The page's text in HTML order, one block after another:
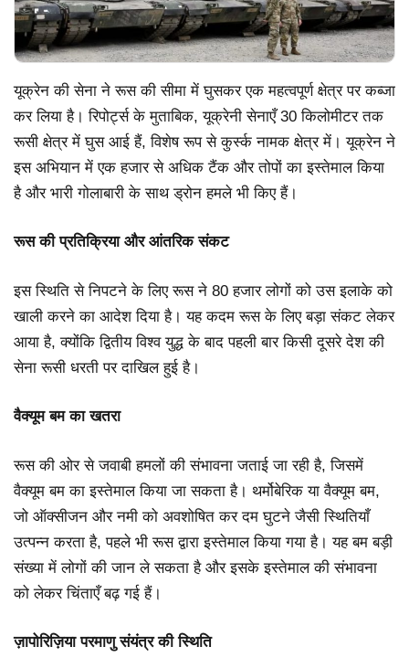
यूक्रेन की सेना ने रूस की सीमा में घुसकर एक महत्वपूर्ण क्षेत्र पर कब्जा
कर लिया है। रिपोर्ट्स के मुताबिक, यूक्रेनी सेनाएँ 30 किलोमीटर तक
रूसी क्षेत्र में घुस आई हैं, विशेष रूप से कुर्स्क नामक क्षेत्र में। यूक्रेन ने
इस अभियान में एक हजार से अधिक टैंक और तोपों का इस्तेमाल किया
है और भारी गोलाबारी के साथ ड्रोन हमले भी किए हैं।
रूस की प्रतिक्रिया और आंतरिक संकट
इस स्थिति से निपटने के लिए रूस ने 80 हजार लोगों को उस इलाके को
खाली करने का आदेश दिया है। यह कदम रूस के लिए बड़ा संकट लेकर
आया है, क्योंकि द्वितीय विश्व युद्ध के बाद पहली बार किसी दूसरे देश की
सेना रूसी धरती पर दाखिल हुई है।
वैक्यूम बम का खतरा
रूस की ओर से जवाबी हमलों की संभावना जताई जा रही है, जिसमें
वैक्यूम बम का इस्तेमाल किया जा सकता है। थर्मोबेरिक या वैक्यूम बम,
जो ऑक्सीजन और नमी को अवशोषित कर दम घुटने जैसी स्थितियाँ
उत्पन्न करता है, पहले भी रूस द्वारा इस्तेमाल किया गया है। यह बम बड़ी
संख्या में लोगों की जान ले सकता है और इसके इस्तेमाल की संभावना
को लेकर चिंताएँ बढ़ गई हैं।
ज़ापोरिज़िया परमाणु संयंत्र की स्थिति